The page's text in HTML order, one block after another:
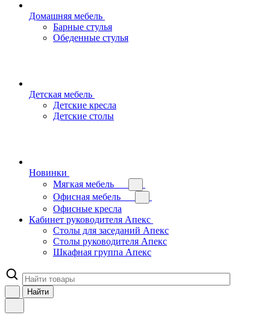
Домашняя мебель
Барные стулья
Обеденные стулья
Детская мебель
Детские кресла
Детские столы
Новинки
Мягкая мебель
Офисная мебель
Офисные кресла
Кабинет руководителя Апекс
Столы для заседаний Апекс
Столы руководителя Апекс
Шкафная группа Апекс
Найти